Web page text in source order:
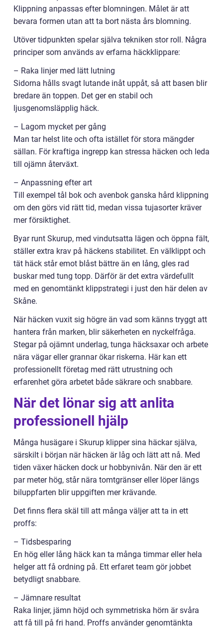
Klippning anpassas efter blomningen. Målet är att
bevara formen utan att ta bort nästa års blomning.
Utöver tidpunkten spelar själva tekniken stor roll. Några
principer som används av erfarna häckklippare:
– Raka linjer med lätt lutning
Sidorna hålls svagt lutande inåt uppåt, så att basen blir
bredare än toppen. Det ger en stabil och
ljusgenomsläpplig häck.
– Lagom mycket per gång
Man tar helst lite och ofta istället för stora mängder
sällan. För kraftiga ingrepp kan stressa häcken och leda
till ojämn återväxt.
– Anpassning efter art
Till exempel tål bok och avenbok ganska hård klippning
om den görs vid rätt tid, medan vissa tujasorter kräver
mer försiktighet.
Byar runt Skurup, med vindutsatta lägen och öppna fält,
ställer extra krav på häckens stabilitet. En välklippt och
tät häck står emot blåst bättre än en lång, gles rad
buskar med tung topp. Därför är det extra värdefullt
med en genomtänkt klippstrategi i just den här delen av
Skåne.
När häcken vuxit sig högre än vad som känns tryggt att
hantera från marken, blir säkerheten en nyckelfråga.
Stegar på ojämnt underlag, tunga häcksaxar och arbete
nära vägar eller grannar ökar riskerna. Här kan ett
professionellt företag med rätt utrustning och
erfarenhet göra arbetet både säkrare och snabbare.
När det lönar sig att anlita
professionell hjälp
Många husägare i Skurup klipper sina häckar själva,
särskilt i början när häcken är låg och lätt att nå. Med
tiden växer häcken dock ur hobbynivån. När den är ett
par meter hög, står nära tomtgränser eller löper längs
biluppfarten blir uppgiften mer krävande.
Det finns flera skäl till att många väljer att ta in ett
proffs:
– Tidsbesparing
En hög eller lång häck kan ta många timmar eller hela
helger att få ordning på. Ett erfaret team gör jobbet
betydligt snabbare.
– Jämnare resultat
Raka linjer, jämn höjd och symmetriska hörn är svåra
att få till på fri hand. Proffs använder genomtänkta